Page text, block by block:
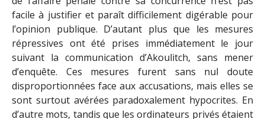
facile à justifier et paraît difficilement digérable pour
l’opinion publique. D’autant plus que les mesures
répressives ont été prises immédiatement le jour
suivant la communication d’Akoulitch, sans mener
d’enquête. Ces mesures furent sans nul doute
disproportionnées face aux accusations, mais elles se
sont surtout avérées paradoxalement hypocrites. En
d’autre mots, tandis que les ordinateurs privés étaient